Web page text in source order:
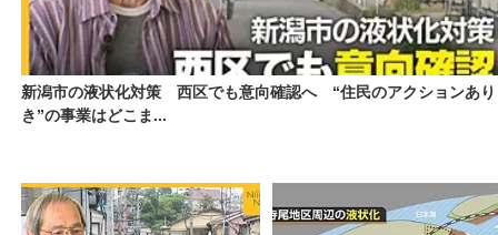
新潟市の液状化対策 西区でも意向確認へ “住民のアクションあり
き”の事業はどこま...